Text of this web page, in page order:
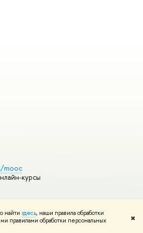
найти здесь, наши правила обработки
правилами обработки персональных
✖
mooc
курсы
Редактору